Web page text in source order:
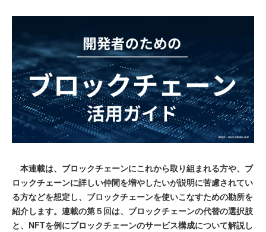
本連載は、ブロックチェーンにこれから取り組まれる方や、ブ
ロックチェーンに詳しい仲間を増やしたいが説明に苦慮されてい
る方などを想定し、ブロックチェーンを使いこなすための勘所を
紹介します。連載の第５回は、ブロックチェーンの代替の選択肢
と、NFTを例にブロックチェーンのサービス構成について解説し